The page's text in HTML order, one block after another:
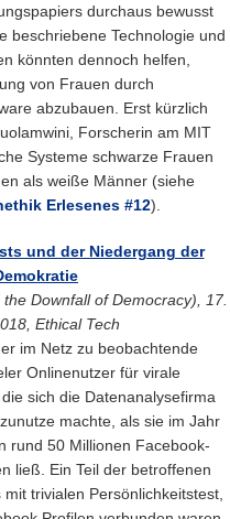
durchaus bewusst
beschriebene Technologie und
könnten dennoch helfen,
von Frauen durch
abzubauen. Erst kürzlich
Forscherin am MIT
Systeme schwarze Frauen
als weiße Männer (siehe
Erlesenes #12).
und der Niedergang der
Downfall of Democracy), 17.
Ethical Tech
im Netz zu beobachtende
Onlinenutzer für virale
sich die Datenanalysefirma
machte, als sie im Jahr
rund 50 Millionen Facebook-
ließ. Ein Teil der betroffenen
trivialen Persönlichkeitstest,